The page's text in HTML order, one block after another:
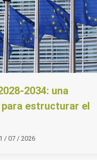
2034: una
estructurar el
/ 07 / 2026